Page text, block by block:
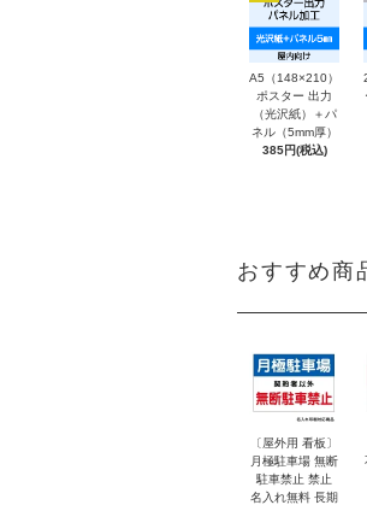
A5（148×210）
ポスター 出力
（光沢紙）＋パ
ネル（5mm厚）
385円(税込)
おすすめ商
〔屋外用 看板〕
月極駐車場 無断
駐車禁止 禁止
名入れ無料 長期